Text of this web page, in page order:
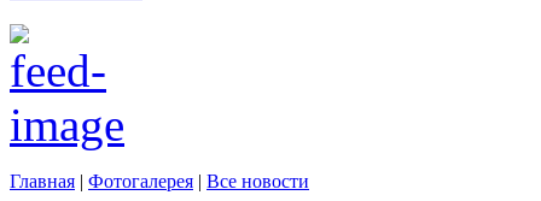
Главная | Фотогалерея | Все новости